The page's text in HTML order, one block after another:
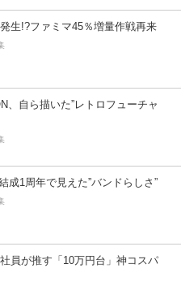
生!?ファミマ45％増量作戦再来
、自ら描いた”レトロフューチャ
成1周年で見えた”バンドらしさ”
社員が推す「10万円台」神コスパ